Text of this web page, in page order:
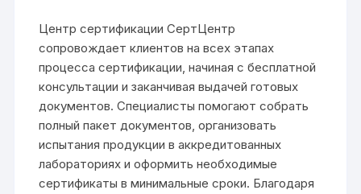
Центр сертификации СертЦентр
сопровождает клиентов на всех этапах
процесса сертификации, начиная с бесплатной
консультации и заканчивая выдачей готовых
документов. Специалисты помогают собрать
полный пакет документов, организовать
испытания продукции в аккредитованных
лабораториях и оформить необходимые
сертификаты в минимальные сроки. Благодаря